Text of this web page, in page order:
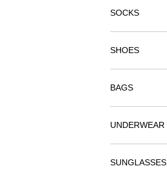
SOCKS
SHOES
BAGS
UNDERWEAR
SUNGLASSES